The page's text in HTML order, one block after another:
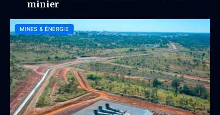
minier
MINES & ÉNERGIE